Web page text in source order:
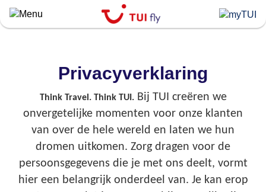
Skip
to
Privacyverklaring
Think Travel. Think TUI.Bij TUI creëren we
onvergetelijke momenten voor onze klanten
van over de hele wereld en laten we hun
dromen uitkomen. Zorg dragen voor de
persoonsgegevens die je met ons deelt, vormt
hier een belangrijk onderdeel van. Je kan erop